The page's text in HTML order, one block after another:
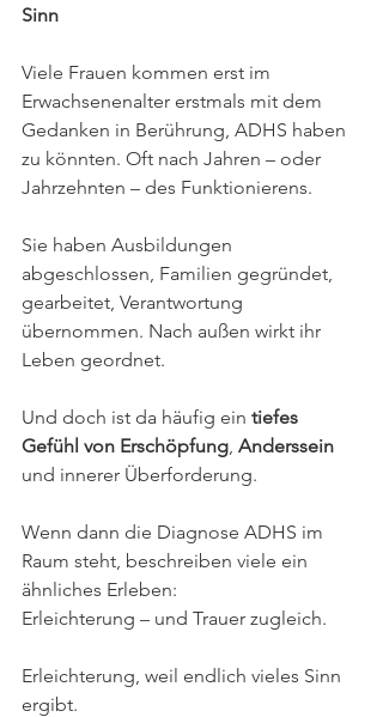
Sinn
Viele Frauen kommen erst im
Erwachsenenalter erstmals mit dem
Gedanken in Berührung, ADHS haben
zu könnten. Oft nach Jahren – oder
Jahrzehnten – des Funktionierens.
Sie haben Ausbildungen
abgeschlossen, Familien gegründet,
gearbeitet, Verantwortung
übernommen. Nach außen wirkt ihr
Leben geordnet.
Und doch ist da häufig ein tiefes
Gefühl von Erschöpfung, Anderssein
und innerer Überforderung.
Wenn dann die Diagnose ADHS im
Raum steht, beschreiben viele ein
ähnliches Erleben:
Erleichterung – und Trauer zugleich.
Erleichterung, weil endlich vieles Sinn
ergibt.